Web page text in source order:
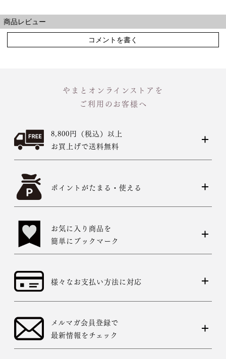
商品レビュー
コメントを書く
やまとオンラインストアを
ご利用のお客様へ
8,800円（税込）以上
お買上げで送料無料
ポイントがたまる・使える
お気に入り商品を
簡単にブックマーク
様々なお支払い方法に対応
メルマガ会員登録で
最新情報をチェック